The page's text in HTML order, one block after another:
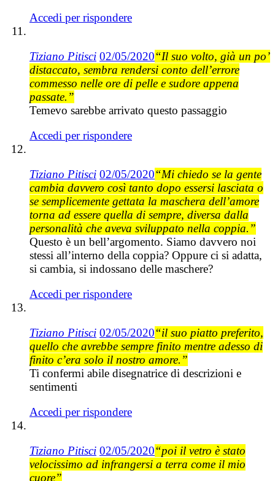
Accedi per rispondere
Tiziano Pitisci 02/05/2020“Il suo volto, già un po’
distaccato, sembra rendersi conto dell’errore
commesso nelle ore di pelle e sudore appena
passate.”
Temevo sarebbe arrivato questo passaggio
Accedi per rispondere
Tiziano Pitisci 02/05/2020“Mi chiedo se la gente
cambia davvero così tanto dopo essersi lasciata o
se semplicemente gettata la maschera dell’amore
torna ad essere quella di sempre, diversa dalla
personalità che aveva sviluppato nella coppia.”
Questo è un bell’argomento. Siamo davvero noi
stessi all’interno della coppia? Oppure ci si adatta,
si cambia, si indossano delle maschere?
Accedi per rispondere
Tiziano Pitisci 02/05/2020“il suo piatto preferito,
quello che avrebbe sempre finito mentre adesso di
finito c’era solo il nostro amore.”
Ti confermi abile disegnatrice di descrizioni e
sentimenti
Accedi per rispondere
Tiziano Pitisci 02/05/2020“poi il vetro è stato
velocissimo ad infrangersi a terra come il mio
cuore”